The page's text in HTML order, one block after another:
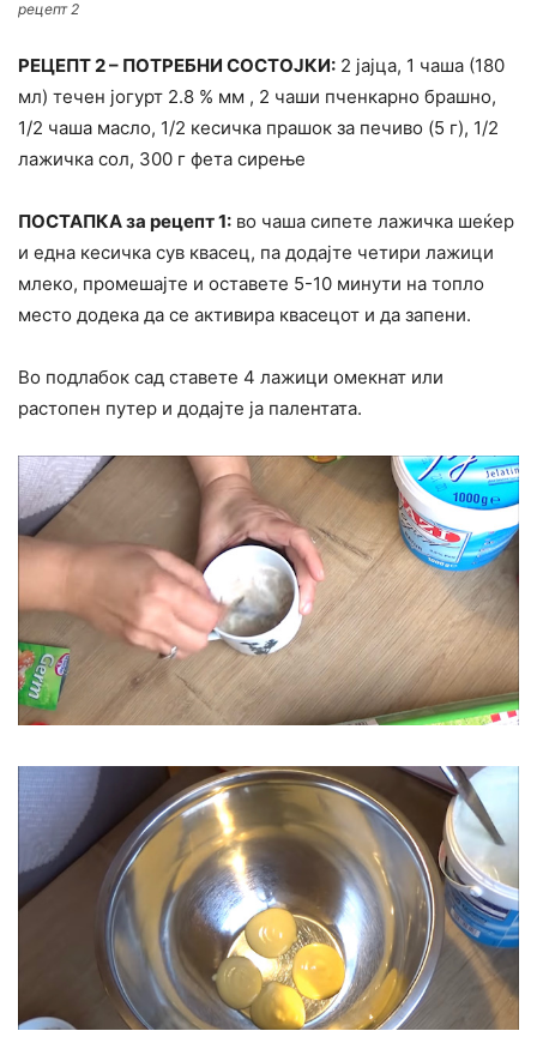
рецепт 2
РЕЦЕПТ 2 – ПОТРЕБНИ СОСТОЈКИ: 2 јајца, 1 чаша (180
мл) течен јогурт 2.8 % мм , 2 чаши пченкарно брашно,
1/2 чаша масло, 1/2 кесичка прашок за печиво (5 г), 1/2
лажичка сол, 300 г фета сирење
ПОСТАПКА за рецепт 1: во чаша сипете лажичка шеќер
и една кесичка сув квасец, па додајте четири лажици
млеко, промешајте и оставете 5-10 минути на топло
место додека да се активира квасецот и да запени.
Во подлабок сад ставете 4 лажици омекнат или
растопен путер и додајте ја палентата.